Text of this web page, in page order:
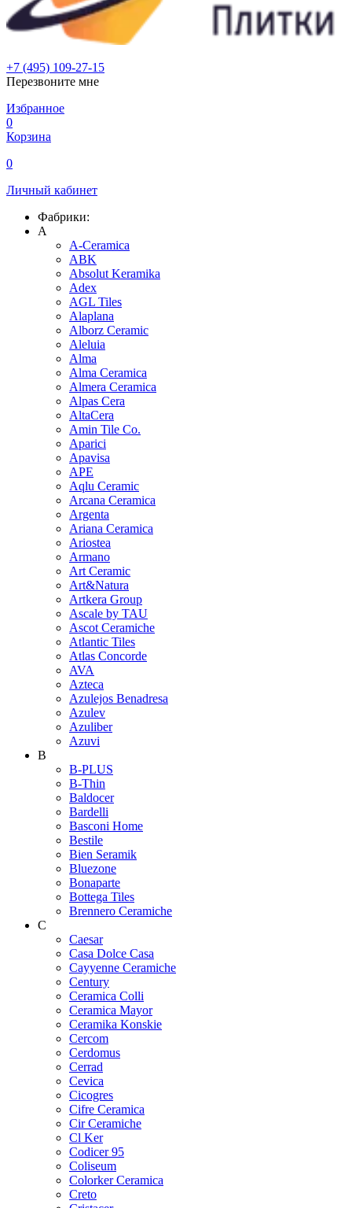
+7 (495) 109-27-15
Перезвоните мне
Избранное
0
Корзина
0
Личный кабинет
Фабрики:
A
A-Ceramica
ABK
Absolut Keramika
Adex
AGL Tiles
Alaplana
Alborz Ceramic
Aleluia
Alma
Alma Ceramica
Almera Ceramica
Alpas Cera
AltaCera
Amin Tile Co.
Aparici
Apavisa
APE
Aqlu Ceramic
Arcana Ceramica
Argenta
Ariana Ceramica
Ariostea
Armano
Art Ceramic
Art&Natura
Artkera Group
Ascale by TAU
Ascot Ceramiche
Atlantic Tiles
Atlas Concorde
AVA
Azteca
Azulejos Benadresa
Azulev
Azuliber
Azuvi
B
B-PLUS
B-Thin
Baldocer
Bardelli
Basconi Home
Bestile
Bien Seramik
Bluezone
Bonaparte
Bottega Tiles
Brennero Ceramiche
C
Caesar
Casa Dolce Casa
Cayyenne Ceramiche
Century
Ceramica Colli
Ceramica Mayor
Ceramika Konskie
Cercom
Cerdomus
Cerrad
Cevica
Cicogres
Cifre Ceramica
Cir Ceramiche
Cl Ker
Codicer 95
Coliseum
Colorker Ceramica
Creto